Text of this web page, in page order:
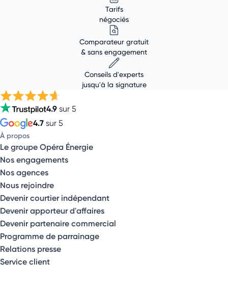
Tarifs
négociés
Comparateur gratuit
& sans engagement
Conseils d'experts
jusqu'à la signature
4.9 sur 5
4.7 sur 5
À propos
Le groupe Opéra Énergie
Nos engagements
Nos agences
Nous rejoindre
Devenir courtier indépendant
Devenir apporteur d'affaires
Devenir partenaire commercial
Programme de parrainage
Relations presse
Service client